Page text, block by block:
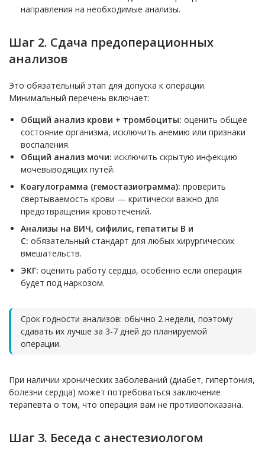
направления на необходимые анализы.
Шаг 2. Сдача предоперационных
анализов
Это обязательный этап для допуска к операции.
Минимальный перечень включает:
Общий анализ крови + тромбоциты: оценить общее
состояние организма, исключить анемию или признаки
воспаления.
Общий анализ мочи: исключить скрытую инфекцию
мочевыводящих путей.
Коагулограмма (гемостазиограмма): проверить
свертываемость крови — критически важно для
предотвращения кровотечений.
Анализы на ВИЧ, сифилис, гепатиты В и
С: обязательный стандарт для любых хирургических
вмешательств.
ЭКГ: оценить работу сердца, особенно если операция
будет под наркозом.
Срок годности анализов: обычно 2 недели, поэтому
сдавать их лучше за 3-7 дней до планируемой
операции.
При наличии хронических заболеваний (диабет, гипертония,
болезни сердца) может потребоваться заключение
терапевта о том, что операция вам не противопоказана.
Шаг 3. Беседа с анестезиологом